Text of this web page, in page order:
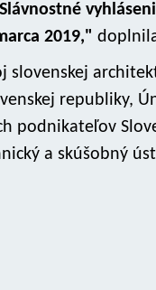
2019,"
republiky,
podnikateľov
a skúšobný